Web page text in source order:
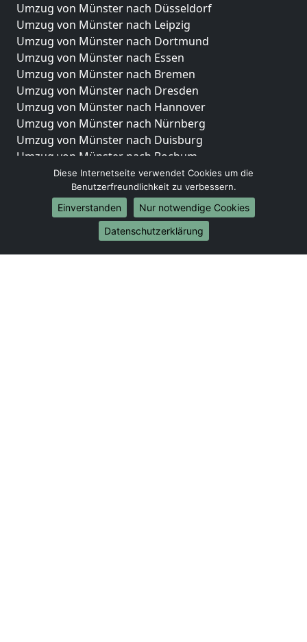
Umzug von Münster nach Düsseldorf
Umzug von Münster nach Leipzig
Umzug von Münster nach Dortmund
Umzug von Münster nach Essen
Umzug von Münster nach Bremen
Umzug von Münster nach Dresden
Umzug von Münster nach Hannover
Umzug von Münster nach Nürnberg
Umzug von Münster nach Duisburg
Umzug von Münster nach Bochum
Umzug von Münster nach Wuppertal
Umzug von Münster nach Bielefeld
Umzug von Münster nach Bonn
Umzug von Münster nach Münster
Diese Internetseite verwendet Cookies um die
Benutzerfreundlichkeit zu verbessern.
Einverstanden
Nur notwendige Cookies
Datenschutzerklärung